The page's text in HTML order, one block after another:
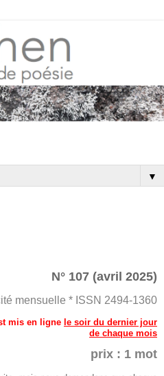
▼
N° 107 (avril 2025)
mensuelle * ISSN 2494-1360
mis en ligne le soir du dernier jour
de chaque mois
prix : 1 mot